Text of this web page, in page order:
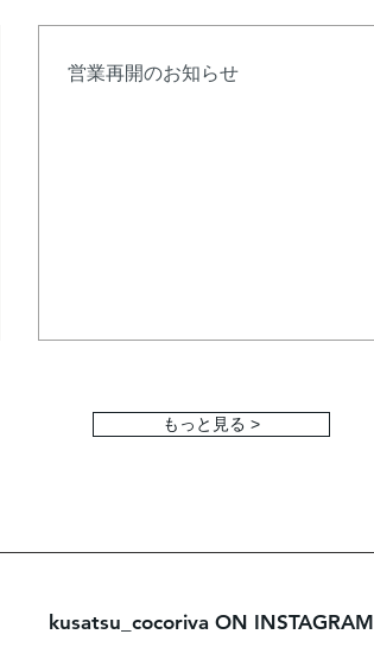
営業再開のお知らせ
もっと見る >
kusatsu_cocoriva ON INSTAGRAM